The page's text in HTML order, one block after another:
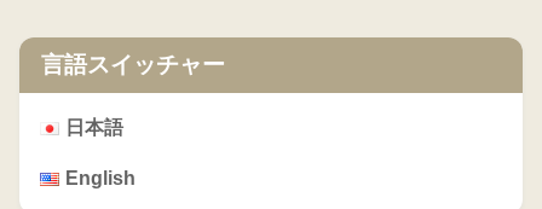
言語スイッチャー
日本語
English